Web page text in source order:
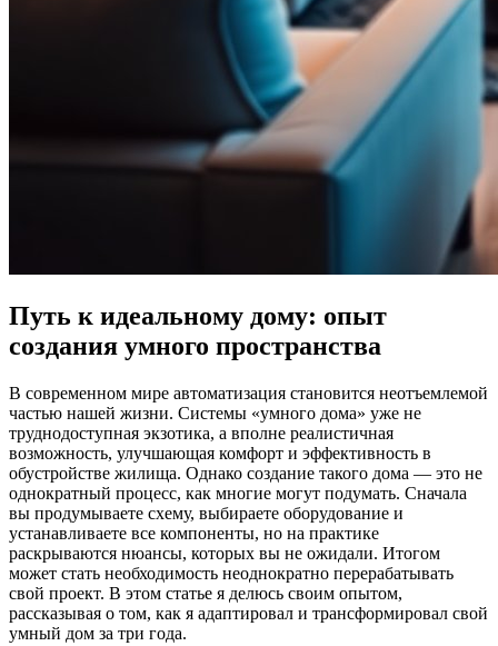
Путь к идеальному дому: опыт
создания умного пространства
В современном мире автоматизация становится неотъемлемой
частью нашей жизни. Системы «умного дома» уже не
труднодоступная экзотика, а вполне реалистичная
возможность, улучшающая комфорт и эффективность в
обустройстве жилища. Однако создание такого дома — это не
однократный процесс, как многие могут подумать. Сначала
вы продумываете схему, выбираете оборудование и
устанавливаете все компоненты, но на практике
раскрываются нюансы, которых вы не ожидали. Итогом
может стать необходимость неоднократно перерабатывать
свой проект. В этом статье я делюсь своим опытом,
рассказывая о том, как я адаптировал и трансформировал свой
умный дом за три года.